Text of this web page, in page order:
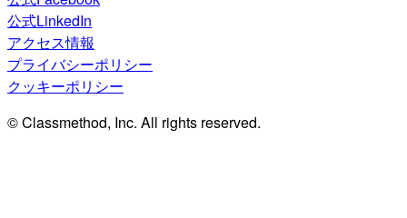
公式LinkedIn
アクセス情報
プライバシーポリシー
クッキーポリシー
© Classmethod, Inc. All rights reserved.